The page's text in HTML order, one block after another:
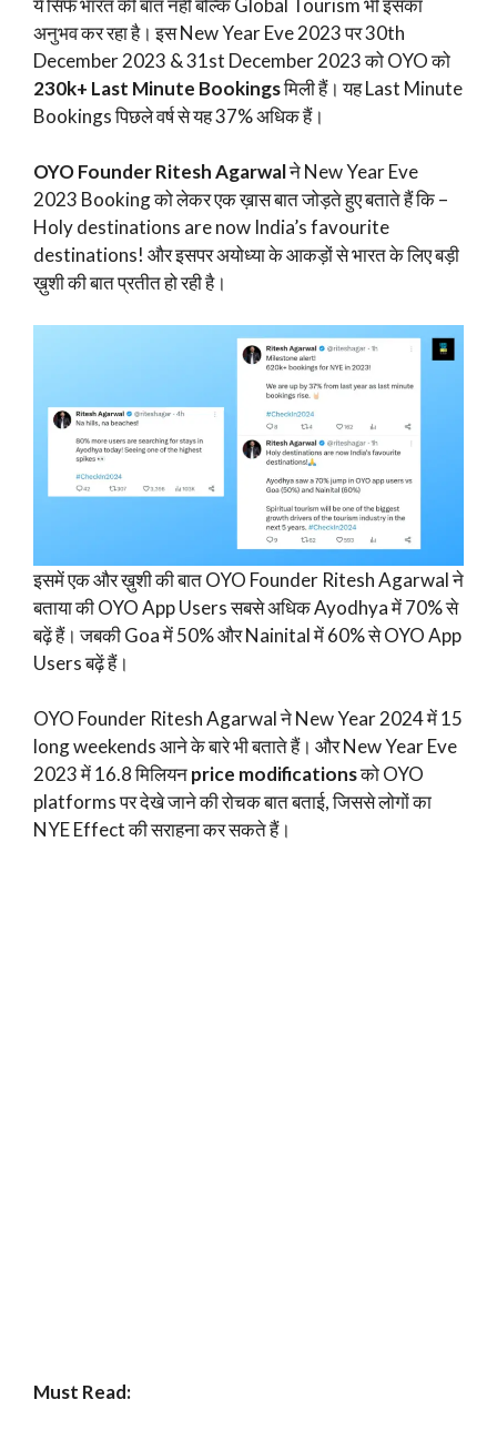
अनुभव कर रहा है। इस New Year Eve 2023 पर 30th
December 2023 & 31st December 2023 को OYO को
230k+ Last Minute Bookingsमिली हैं। यह Last Minute
Bookings पिछले वर्ष से यह 37% अधिक हैं।
OYO Founder Ritesh Agarwalने New Year Eve
2023 Booking को लेकर एक ख़ास बात जोड़ते हुए बताते हैं कि –
Holy destinations are now India’s favourite
destinations! और इसपर अयोध्या के आकड़ों से भारत के लिए बड़ी
ख़ुशी की बात प्रतीत हो रही है।
इसमें एक और ख़ुशी की बात OYO Founder Ritesh Agarwal ने
बताया की OYO App Users सबसे अधिक Ayodhya में 70% से
बढ़ें हैं। जबकी Goa में 50% और Nainital में 60% से OYO App
Users बढ़ें हैं।
OYO Founder Ritesh Agarwal ने New Year 2024 में 15
long weekends आने के बारे भी बताते हैं। और New Year Eve
2023 में 16.8 मिलियनprice modificationsको OYO
platforms पर देखे जाने की रोचक बात बताई, जिससे लोगों का
NYE Effect की सराहना कर सकते हैं।
Must Read: